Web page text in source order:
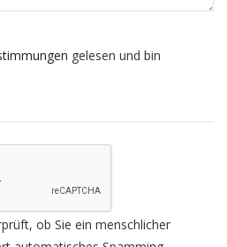
gelesen und bin
ob Sie ein menschlicher